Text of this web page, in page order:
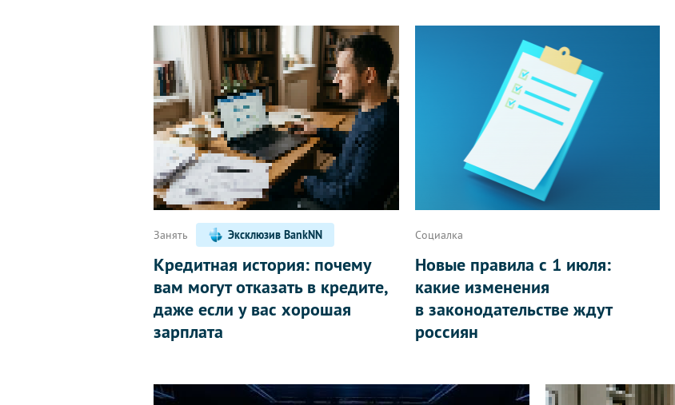
Занять Эксклюзив BankNN
Кредитная история: почему
вам могут отказать в кредите,
даже если у вас хорошая
зарплата
Социалка
Новые правила с 1 июля:
какие изменения
в законодательстве ждут
россиян